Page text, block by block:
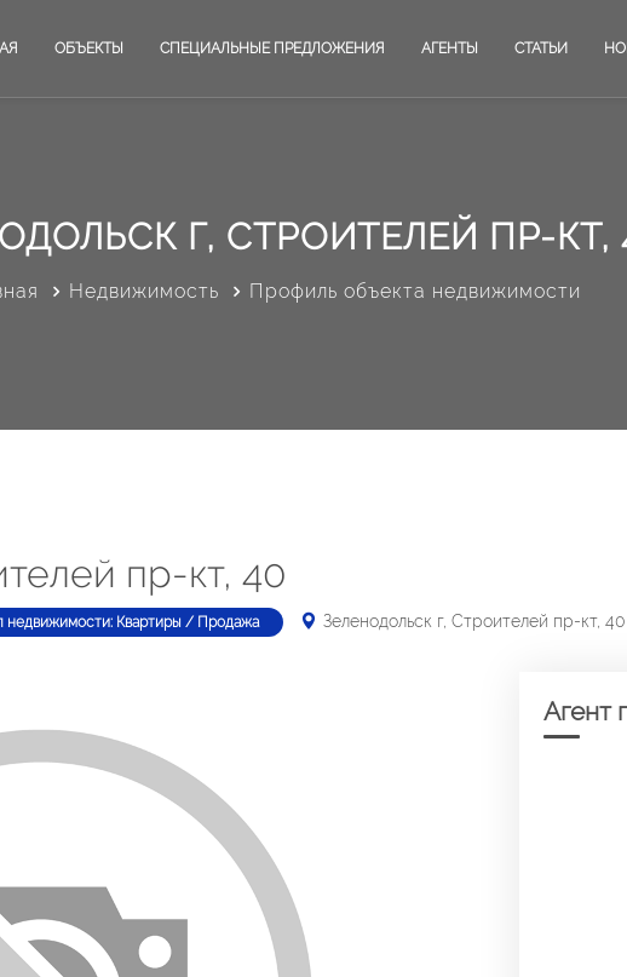
ОБЪЕКТЫ СПЕЦИАЛЬНЫЕ ПРЕДЛОЖЕНИЯ АГЕНТЫ СТАТЬИ
Г, СТРОИТЕЛЕЙ ПР-КТ,
Недвижимость Профиль объекта недвижимости
пр-кт, 40
недвижимости: Квартиры / Продажа Зеленодольск г, Строителей пр-кт, 40
Агент